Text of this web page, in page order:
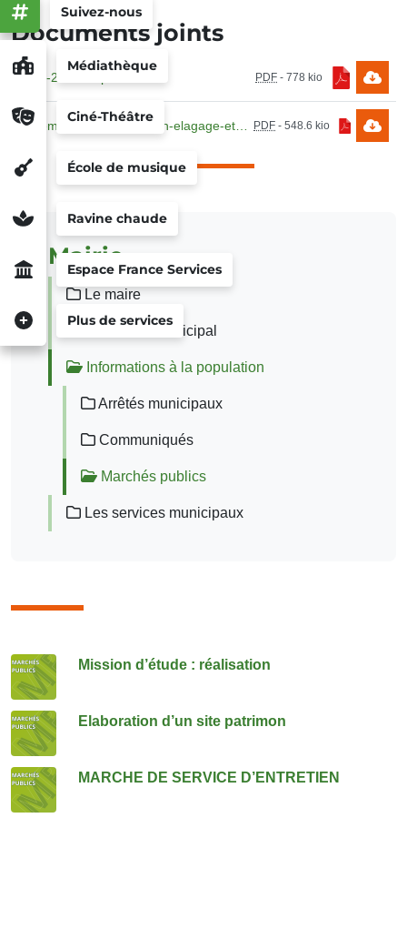
Médiathèque
Ciné-Théâtre
École de musique
Ravine chaude
Espace France Services
Plus de services
Suivez-nous
Documents joints
aapc-23ms06.pdf PDF - 778 kio
PDF -548.6 kio
Mairie
Le maire
Le conseil municipal
Informations à la population
Arrêtés municipaux
Communiqués
Marchés publics
Les services municipaux
Consulter également
Mission d’étude : réalisation
Elaboration d’un site patrimon
MARCHE DE SERVICE D’ENTRETIEN